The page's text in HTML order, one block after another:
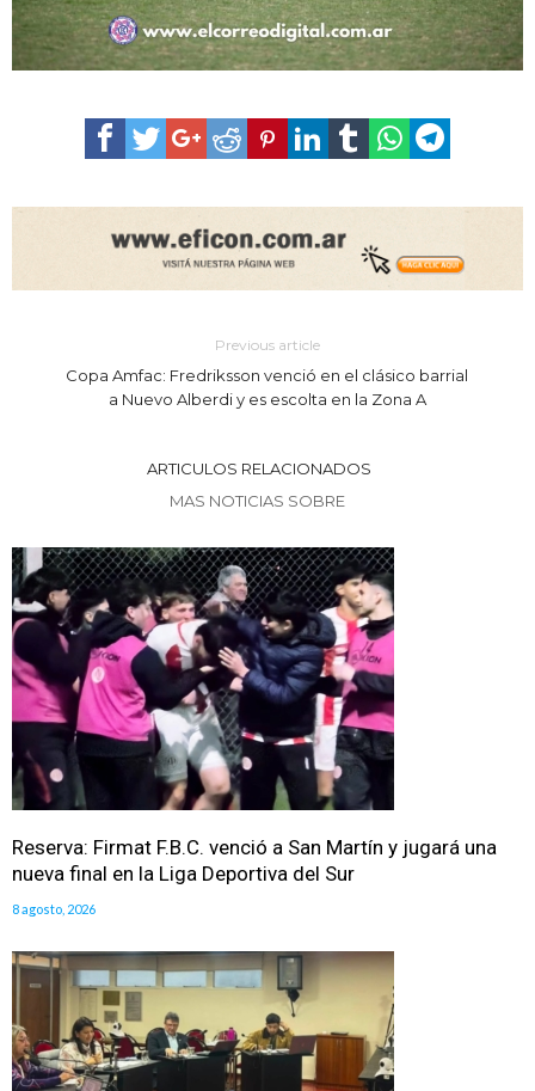
Previous article
Copa Amfac: Fredriksson venció en el clásico barrial
a Nuevo Alberdi y es escolta en la Zona A
ARTICULOS RELACIONADOS
MAS NOTICIAS SOBRE
Reserva: Firmat F.B.C. venció a San Martín y jugará una
nueva final en la Liga Deportiva del Sur
8 agosto, 2026